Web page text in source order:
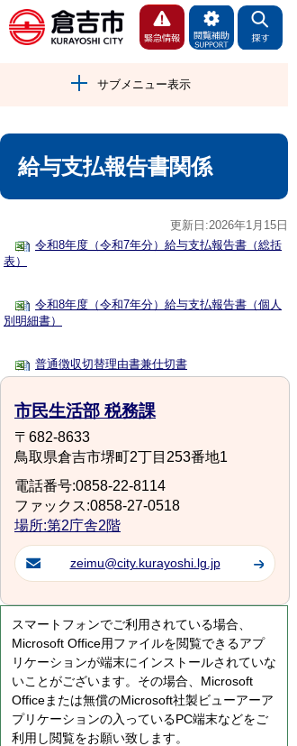
サブメニュー表示
給与支払報告書関係
更新日:2026年1月15日
令和8年度（令和7年分）給与支払報告書（総括
表）
令和8年度（令和7年分）給与支払報告書（個人
別明細書）
普通徴収切替理由書兼仕切書
市民生活部 税務課
〒682-8633
鳥取県倉吉市堺町2丁目253番地1
電話番号:0858-22-8114
ファックス:0858-27-0518
場所:第2庁舎2階
zeimu@city.kurayoshi.lg.jp
スマートフォンでご利用されている場合、
Microsoft Office用ファイルを閲覧できるアプ
リケーションが端末にインストールされていな
いことがございます。その場合、Microsoft
Officeまたは無償のMicrosoft社製ビューアーア
プリケーションの入っているPC端末などをご
利用し閲覧をお願い致します。